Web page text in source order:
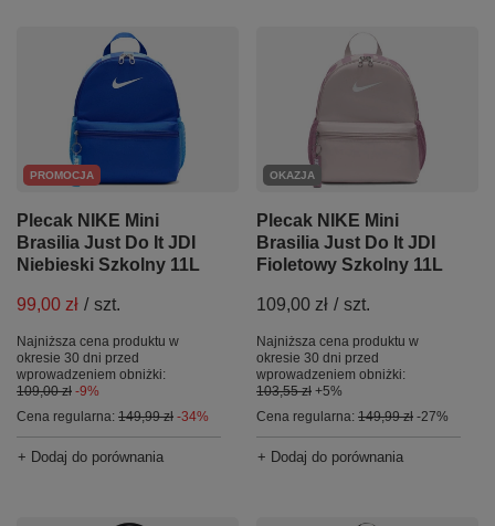
PROMOCJA
Plecak NIKE Mini
Brasilia Just Do It JDI
Niebieski Szkolny 11L
99,00 zł / szt.
Najniższa cena produktu w
okresie 30 dni przed
wprowadzeniem obniżki:
109,00 zł -9%
Cena regularna: 149,99 zł -34%
+ Dodaj do porównania
OKAZJA
Plecak NIKE Mini
Brasilia Just Do It JDI
Fioletowy Szkolny 11L
109,00 zł / szt.
Najniższa cena produktu w
okresie 30 dni przed
wprowadzeniem obniżki:
103,55 zł +5%
Cena regularna: 149,99 zł -27%
+ Dodaj do porównania